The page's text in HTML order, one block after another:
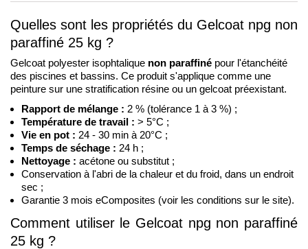
Quelles sont les propriétés du Gelcoat npg non
paraffiné 25 kg ?
Gelcoat polyester isophtalique non paraffiné pour l'étanchéité
des piscines et bassins. Ce produit s'applique comme une
peinture sur une stratification résine ou un gelcoat préexistant.
Rapport de mélange : 2 % (tolérance 1 à 3 %) ;
Température de travail : > 5°C ;
Vie en pot : 24 - 30 min à 20°C ;
Temps de séchage : 24 h ;
Nettoyage : acétone ou substitut ;
Conservation à l'abri de la chaleur et du froid, dans un endroit
sec ;
Garantie 3 mois eComposites (voir les conditions sur le site).
Comment utiliser le Gelcoat npg non paraffiné
25 kg ?